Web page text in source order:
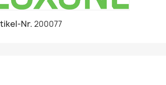
Nr. 200077